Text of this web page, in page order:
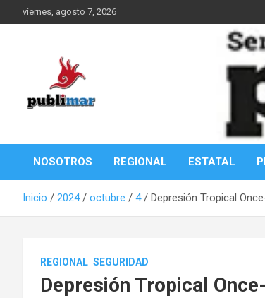
al
viernes, agosto 7, 2026
PubliMar
NOSOTROS REGIONAL ESTATAL
Inicio 2024 octubre 4 Depresión Tropical
REGIONAL SEGURIDAD
Depresión Tropical